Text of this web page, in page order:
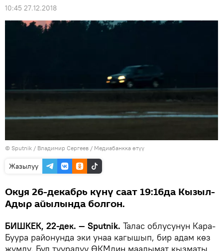
10:45 27.12.2018
© Sputnik / Владимир Сергеев / Медиабанкка өтүү
Жазылуу
Окуя 26-декабрь күнү саат 19:16да Кызыл-
Адыр айылында болгон.
БИШКЕК, 22-дек. — Sputnik. Талас облусунун Кара-
Буура районунда эки унаа кагышып, бир адам көз